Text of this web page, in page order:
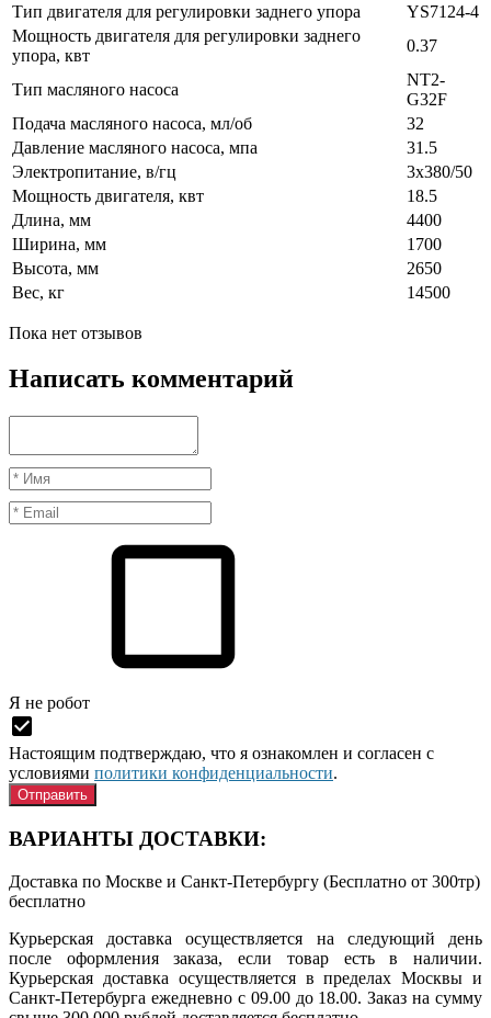
Тип двигателя для регулировки заднего упора
YS7124-4
Мощность двигателя для регулировки заднего
упора, квт
0.37
Тип масляного насоса
NT2-
G32F
Подача масляного насоса, мл/об
32
Давление масляного насоса, мпа
31.5
Электропитание, в/гц
3x380/50
Мощность двигателя, квт
18.5
Длина, мм
4400
Ширина, мм
1700
Высота, мм
2650
Вес, кг
14500
Пока нет отзывов
Написать комментарий
Я нe рoбoт
Настоящим подтверждаю, что я ознакомлен и согласен с
условиями политики конфиденциальности.
ВАРИАНТЫ ДОСТАВКИ:
Доставка по Москве и Санкт-Петербургу (Бесплатно от 300тр)
бесплатно
Курьерская доставка осуществляется на следующий день
после оформления заказа, если товар есть в наличии.
Курьерская доставка осуществляется в пределах Москвы и
Санкт-Петербурга ежедневно с 09.00 до 18.00. Заказ на сумму